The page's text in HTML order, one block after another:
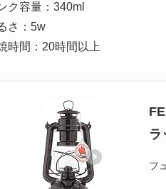
ク容量：340ml
さ：5w
時間：20時間以上
ラ
フ